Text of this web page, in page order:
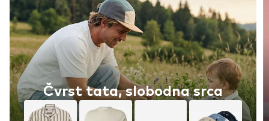
Čvrst tata, slobodna srca